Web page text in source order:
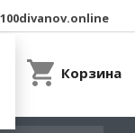
Корзина